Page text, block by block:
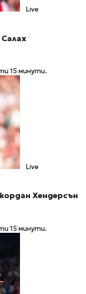
Live
15 минути.
Live
Хендерсън
15 минути.